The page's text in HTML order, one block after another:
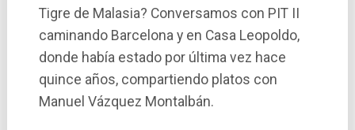
Tigre de Malasia? Conversamos con PIT II
caminando Barcelona y en Casa Leopoldo,
donde habí­a estado por última vez hace
quince años, compartiendo platos con
Manuel Vázquez Montalbán.